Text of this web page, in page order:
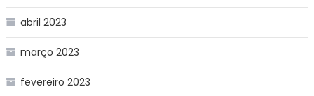
abril 2023
março 2023
fevereiro 2023